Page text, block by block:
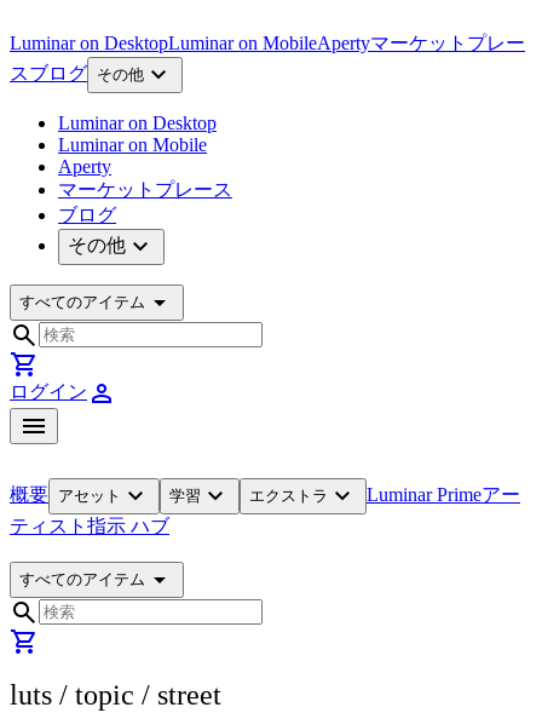
Luminar on DesktopLuminar on MobileApertyマーケットプレー
スブログ その他 expand_more
Luminar on Desktop
Luminar on Mobile
Aperty
マーケットプレース
ブログ
その他 expand_more
すべてのアイテム arrow_drop_down
search
shopping_cart
ログイン person
menu
概要 アセット expand_more 学習 expand_more エクストラ expand_more Luminar Primeアー
ティスト 指示 ハブ
すべてのアイテム arrow_drop_down
search
shopping_cart
luts / topic / street